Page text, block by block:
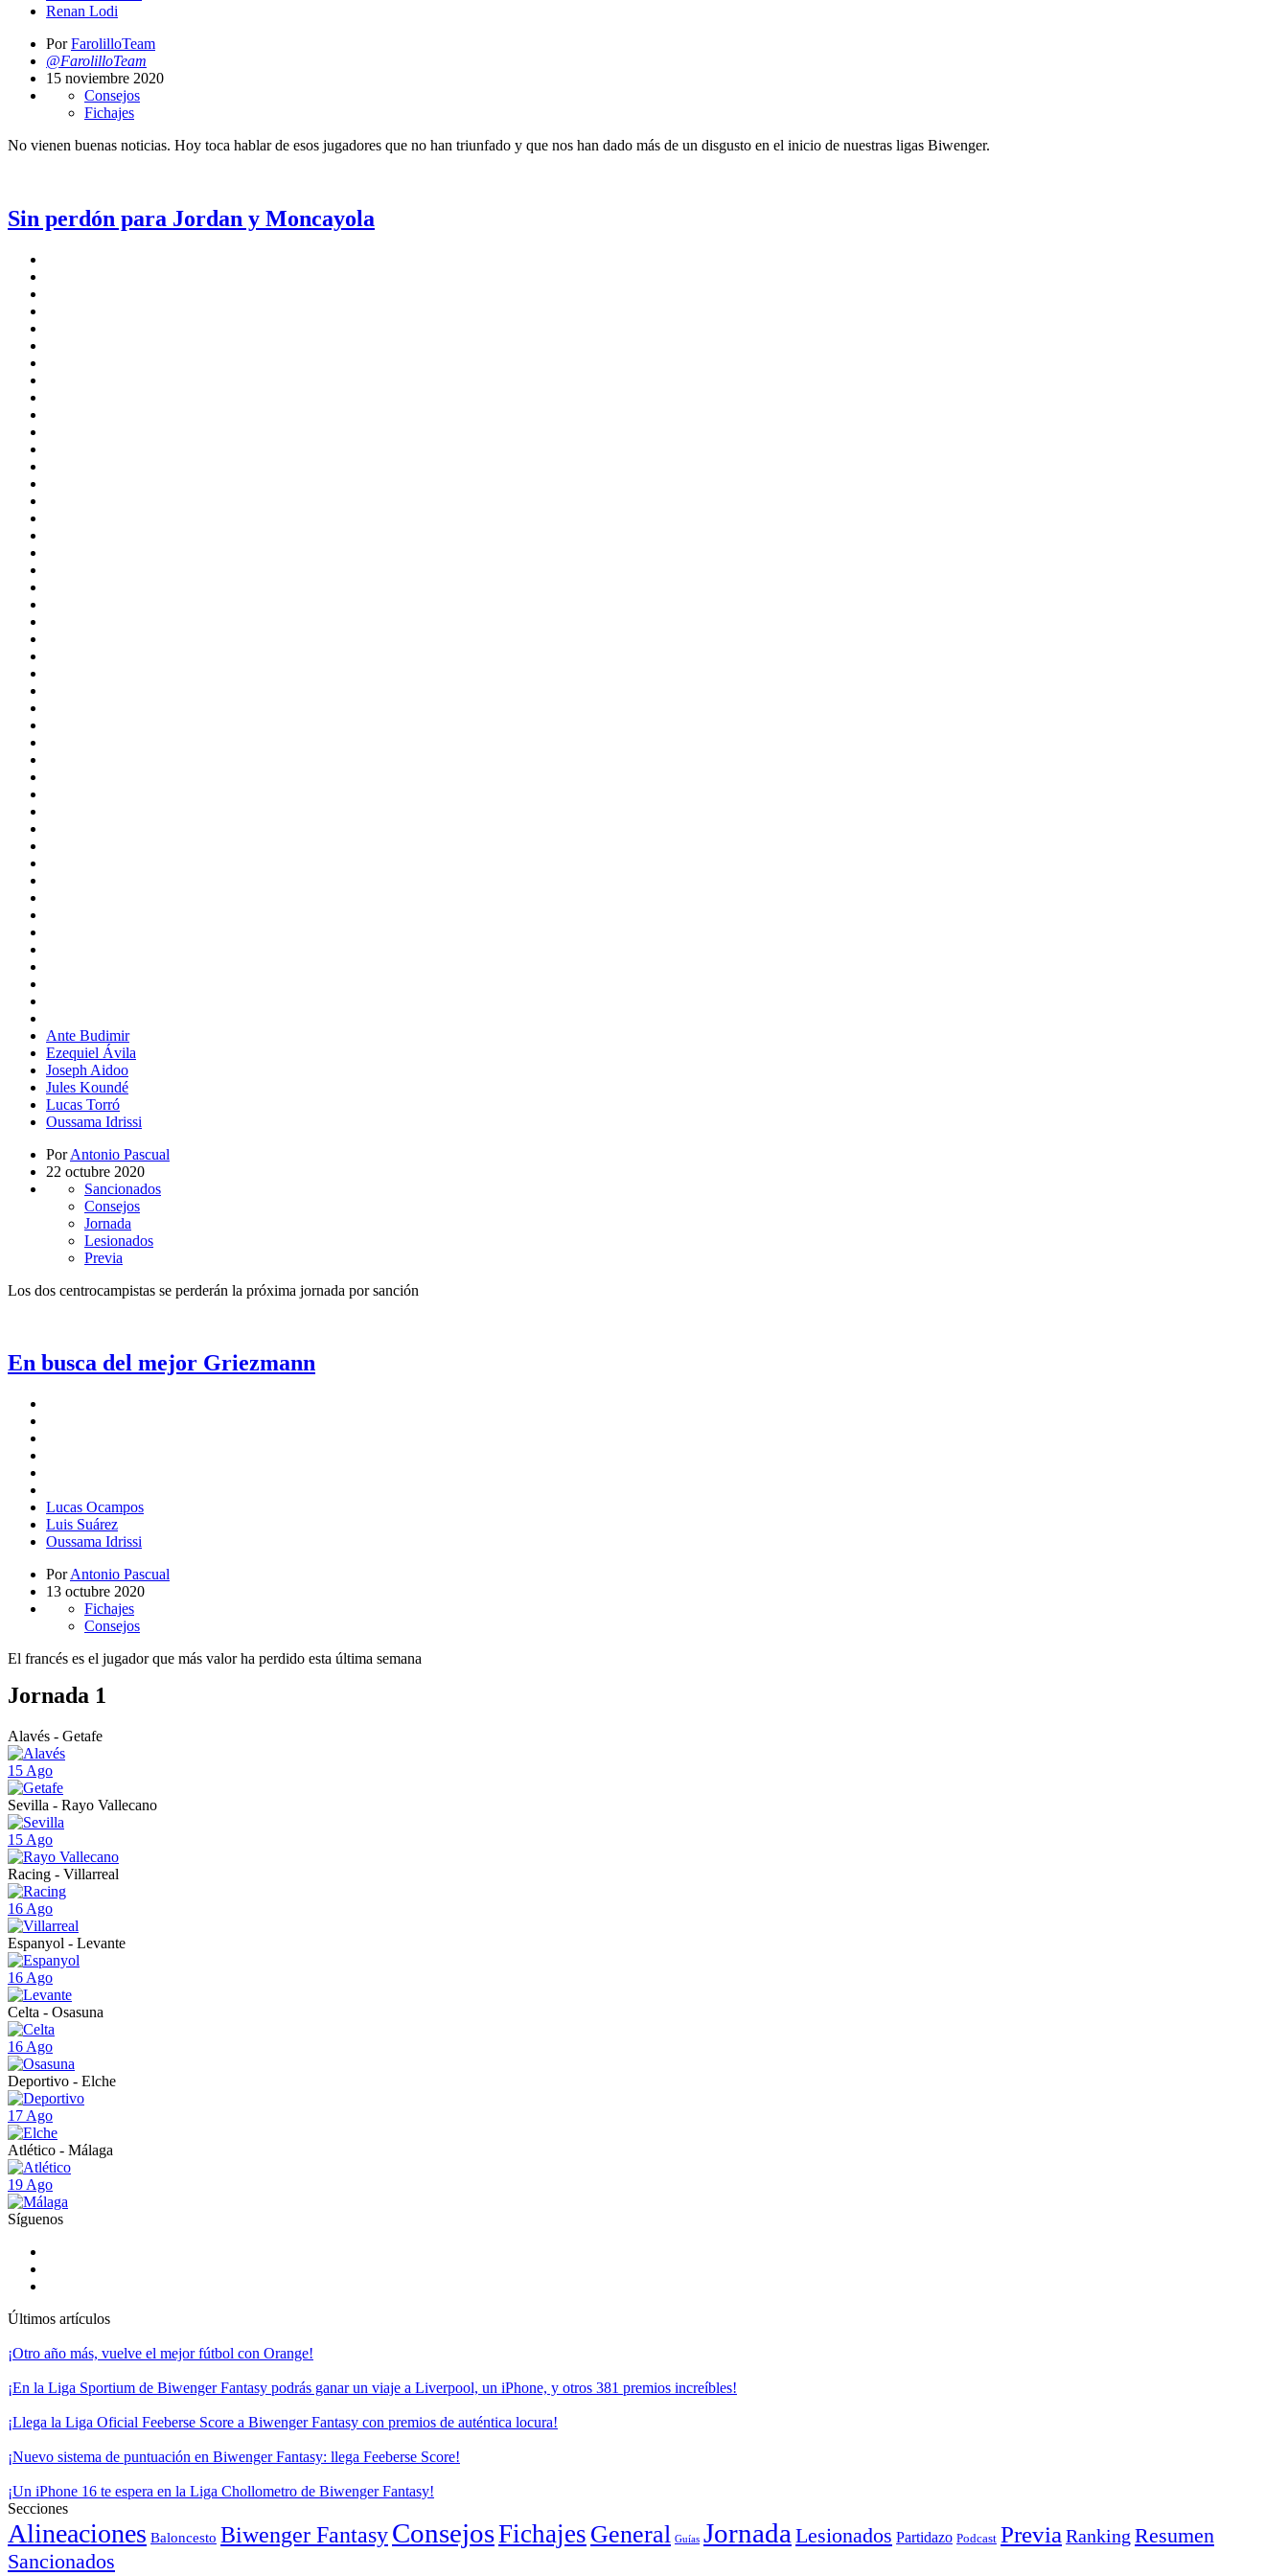
Renan Lodi
PorFarolilloTeam
@FarolilloTeam
15 noviembre 2020
Consejos
Fichajes
No vienen buenas noticias. Hoy toca hablar de esos jugadores que no han triunfado y que nos han dado más de un disgusto en el inicio de nuestras ligas Biwenger.
Sin perdón para Jordan y Moncayola
Ante Budimir
Ezequiel Ávila
Joseph Aidoo
Jules Koundé
Lucas Torró
Oussama Idrissi
PorAntonio Pascual
22 octubre 2020
Sancionados
Consejos
Jornada
Lesionados
Previa
Los dos centrocampistas se perderán la próxima jornada por sanción
En busca del mejor Griezmann
Lucas Ocampos
Luis Suárez
Oussama Idrissi
PorAntonio Pascual
13 octubre 2020
Fichajes
Consejos
El francés es el jugador que más valor ha perdido esta última semana
Jornada 1
Alavés - Getafe
15 Ago
Sevilla - Rayo Vallecano
15 Ago
Racing - Villarreal
16 Ago
Espanyol - Levante
16 Ago
Celta - Osasuna
16 Ago
Deportivo - Elche
17 Ago
Atlético - Málaga
19 Ago
Síguenos
Últimos artículos
¡Otro año más, vuelve el mejor fútbol con Orange!
¡En la Liga Sportium de Biwenger Fantasy podrás ganar un viaje a Liverpool, un iPhone, y otros 381 premios increíbles!
¡Llega la Liga Oficial Feeberse Score a Biwenger Fantasy con premios de auténtica locura!
¡Nuevo sistema de puntuación en Biwenger Fantasy: llega Feeberse Score!
¡Un iPhone 16 te espera en la Liga Chollometro de Biwenger Fantasy!
Secciones
Alineaciones Baloncesto Biwenger FantasyConsejosFichajes General Guías Jornada Lesionados Partidazo Podcast Previa Ranking Resumen
Sancionados